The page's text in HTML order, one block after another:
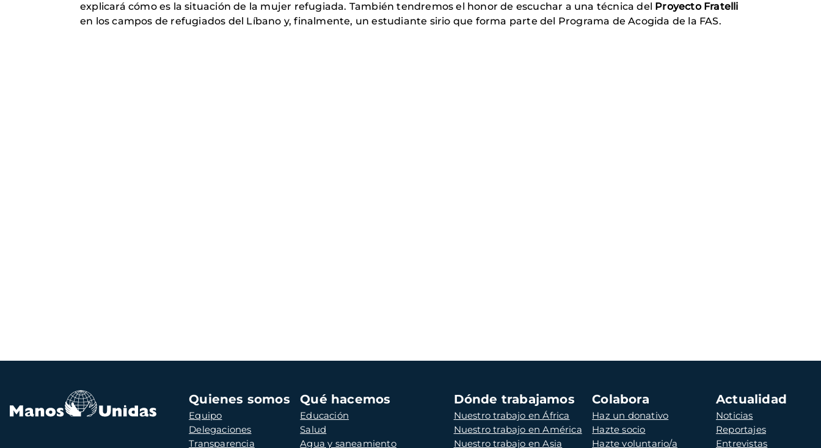
explicará cómo es la situación de la mujer refugiada. También tendremos el honor de escuchar a una técnica del Proyecto Fratelli
en los campos de refugiados del Líbano y, finalmente, un estudiante sirio que forma parte del Programa de Acogida de la FAS.
Navegación
principal
Quienes somos
Equipo
Delegaciones
Transparencia
Qué hacemos
Educación
Salud
Agua y saneamiento
Dónde trabajamos
Nuestro trabajo en África
Nuestro trabajo en América
Nuestro trabajo en Asia
Colabora
Haz un donativo
Hazte socio
Hazte voluntario/a
Actualidad
Noticias
Reportajes
Entrevistas